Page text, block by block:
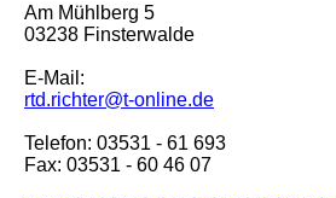
Am Mühlberg 5
03238 Finsterwalde
E-Mail:
rtd.richter@t-online.de
Telefon: 03531 - 61 693
Fax: 03531 - 60 46 07